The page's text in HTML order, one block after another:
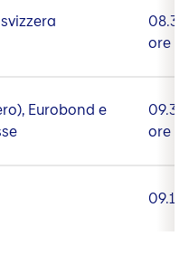
08.30
ore
Eurobond e
09.30
ore
09.15